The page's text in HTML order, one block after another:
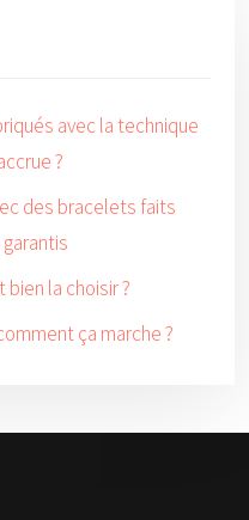
avec la technique
?
des bracelets faits
la choisir ?
ça marche ?